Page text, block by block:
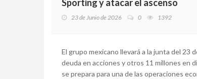
Sporting y atacar el ascenso
23 de Junio de 2026 0 1392
El grupo mexicano llevará a la junta del 23
deuda en acciones y otros 11 millones en
se prepara para una de las operaciones